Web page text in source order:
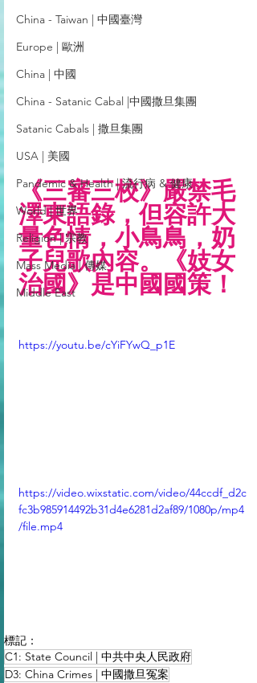
China - Taiwan | 中國臺灣
Europe | 歐洲
China | 中國
China - Satanic Cabal |中國撒旦集團
Satanic Cabals | 撒旦集團
USA | 美國
Pandemic & Health | 流行病 & 健康
World | 世界
Religion | 宗教
Mass Media | 傳媒
Middle East
《三審三校》嚴禁毛
澤東語錄，但容許大
量色情，小鳥鳥，奶
子兒歌內容。《妓女
治國》是中國國策！
https://youtu.be/cYiFYwQ_p1E
https://video.wixstatic.com/video/44ccdf_d2c
fc3b985914492b31d4e6281d2af89/1080p/mp4
/file.mp4
標記：
C1: State Council | 中共中央人民政府
D3: China Crimes | 中國撒旦冤案